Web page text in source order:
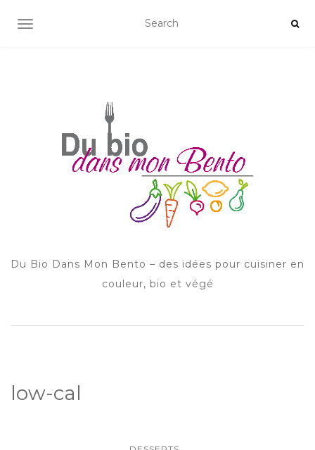
AFFICHER/MASQUER LA NAVIGATION
Du Bio Dans Mon Bento – des idées pour cuisiner en
couleur, bio et végé
low-cal